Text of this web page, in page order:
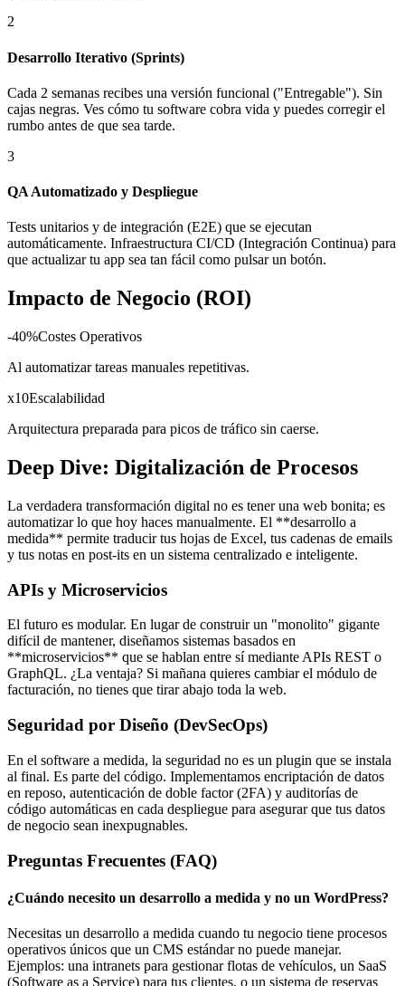
2
Desarrollo Iterativo (Sprints)
Cada 2 semanas recibes una versión funcional ("Entregable"). Sin
cajas negras. Ves cómo tu software cobra vida y puedes corregir el
rumbo antes de que sea tarde.
3
QA Automatizado y Despliegue
Tests unitarios y de integración (E2E) que se ejecutan
automáticamente. Infraestructura CI/CD (Integración Continua) para
que actualizar tu app sea tan fácil como pulsar un botón.
Impacto de Negocio (ROI)
-40%Costes Operativos
Al automatizar tareas manuales repetitivas.
x10Escalabilidad
Arquitectura preparada para picos de tráfico sin caerse.
Deep Dive: Digitalización de Procesos
La verdadera transformación digital no es tener una web bonita; es
automatizar lo que hoy haces manualmente. El **desarrollo a
medida** permite traducir tus hojas de Excel, tus cadenas de emails
y tus notas en post-its en un sistema centralizado e inteligente.
APIs y Microservicios
El futuro es modular. En lugar de construir un "monolito" gigante
difícil de mantener, diseñamos sistemas basados en
**microservicios** que se hablan entre sí mediante APIs REST o
GraphQL. ¿La ventaja? Si mañana quieres cambiar el módulo de
facturación, no tienes que tirar abajo toda la web.
Seguridad por Diseño (DevSecOps)
En el software a medida, la seguridad no es un plugin que se instala
al final. Es parte del código. Implementamos encriptación de datos
en reposo, autenticación de doble factor (2FA) y auditorías de
código automáticas en cada despliegue para asegurar que tus datos
de negocio sean inexpugnables.
Preguntas Frecuentes (FAQ)
¿Cuándo necesito un desarrollo a medida y no un WordPress?
Necesitas un desarrollo a medida cuando tu negocio tiene procesos
operativos únicos que un CMS estándar no puede manejar.
Ejemplos: una intranets para gestionar flotas de vehículos, un SaaS
(Software as a Service) para tus clientes, o un sistema de reservas